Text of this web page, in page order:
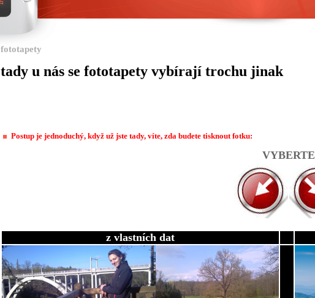
fototapety
tady u nás se fototapety vybírají trochu jinak
Postup je jednoduchý, když už jste tady, víte, zda budete tisknout fotku:
VYBERTE
z vlastních dat